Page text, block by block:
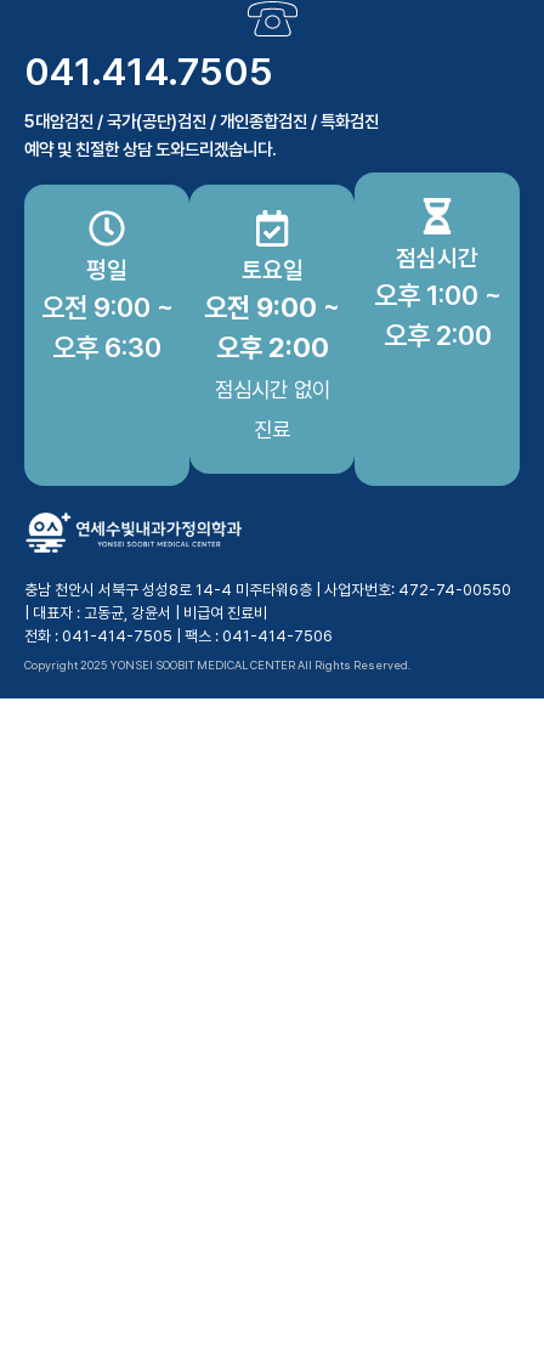
041.414.7505
5대암검진 / 국가(공단)검진 / 개인종합검진 / 특화검진
예약 및 친절한 상담 도와드리겠습니다.
평일
오전 9:00 ~
오후 6:30
토요일
오전 9:00 ~
오후 2:00
점심시간 없이
진료
점심시간
오후 1:00 ~
오후 2:00
충남 천안시 서북구 성성8로 14-4 미주타워6층 | 사업자번호: 472-74-00550
| 대표자 : 고동균, 강윤서 | 비급여 진료비
전화 : 041-414-7505 | 팩스 : 041-414-7506
Copyright 2025 YONSEI SOOBIT MEDICAL CENTER All Rights Reserved.